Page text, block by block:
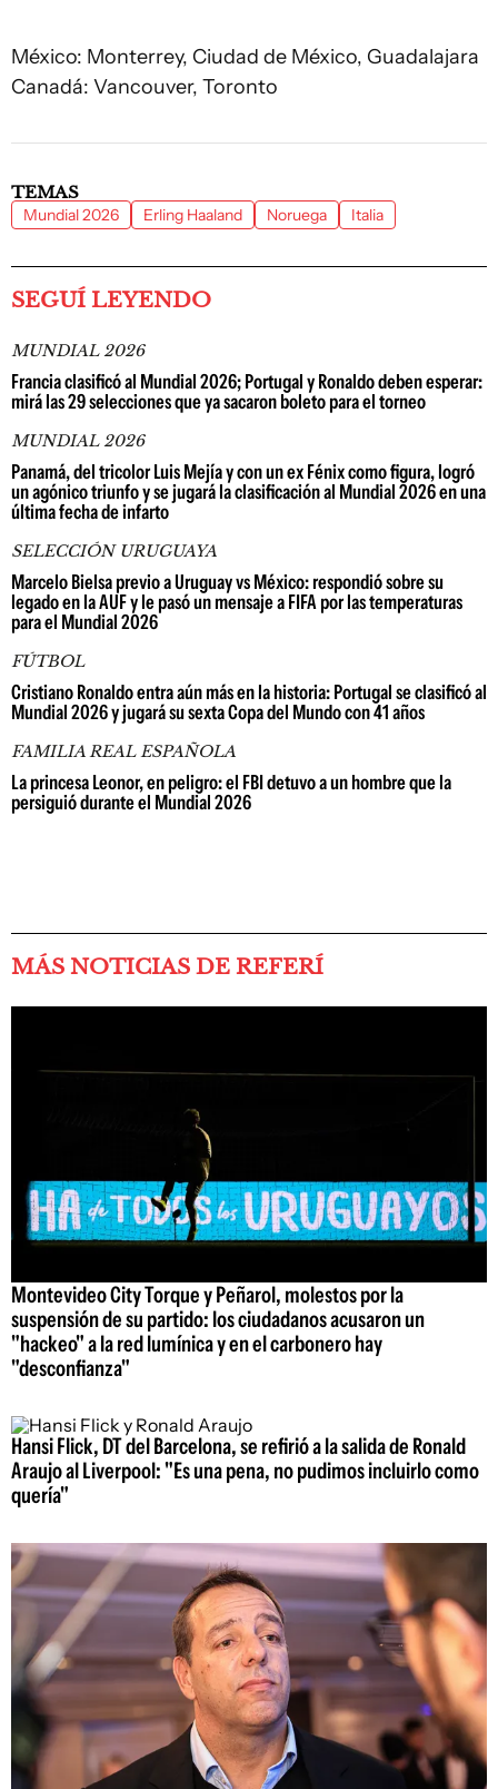
México: Monterrey, Ciudad de México, Guadalajara
Canadá: Vancouver, Toronto
TEMAS
Mundial 2026 Erling Haaland Noruega Italia
SEGUÍ LEYENDO
MUNDIAL 2026
Francia clasificó al Mundial 2026; Portugal y Ronaldo deben esperar:
mirá las 29 selecciones que ya sacaron boleto para el torneo
MUNDIAL 2026
Panamá, del tricolor Luis Mejía y con un ex Fénix como figura, logró
un agónico triunfo y se jugará la clasificación al Mundial 2026 en una
última fecha de infarto
SELECCIÓN URUGUAYA
Marcelo Bielsa previo a Uruguay vs México: respondió sobre su
legado en la AUF y le pasó un mensaje a FIFA por las temperaturas
para el Mundial 2026
FÚTBOL
Cristiano Ronaldo entra aún más en la historia: Portugal se clasificó al
Mundial 2026 y jugará su sexta Copa del Mundo con 41 años
FAMILIA REAL ESPAÑOLA
La princesa Leonor, en peligro: el FBI detuvo a un hombre que la
persiguió durante el Mundial 2026
MÁS NOTICIAS DE REFERÍ
Montevideo City Torque y Peñarol, molestos por la
suspensión de su partido: los ciudadanos acusaron un
"hackeo" a la red lumínica y en el carbonero hay
"desconfianza"
Hansi Flick, DT del Barcelona, se refirió a la salida de Ronald
Araujo al Liverpool: "Es una pena, no pudimos incluirlo como
quería"